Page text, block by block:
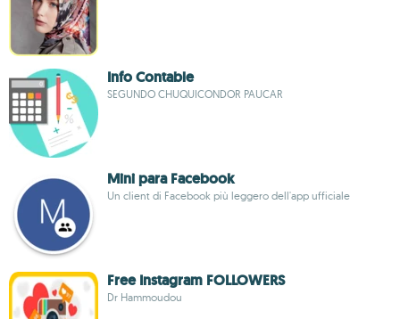
Info Contable
SEGUNDO CHUQUICONDOR PAUCAR
Mini para Facebook
Un client di Facebook più leggero dell'app ufficiale
Free Instagram FOLLOWERS
Dr Hammoudou